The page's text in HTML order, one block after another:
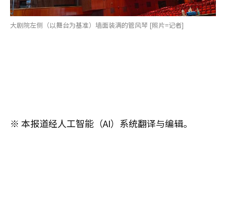
大剧院左侧（以舞台为基准）墙面装满的管风琴 [照片=记者]
※ 本报道经人工智能（AI）系统翻译与编辑。